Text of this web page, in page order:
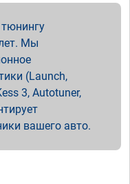
Мы
(Launch,
3, Autotuner,
вашего авто.